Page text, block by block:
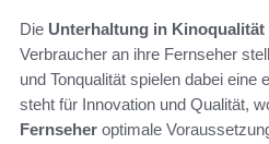
Die Unterhaltung in Kinoqualität
Verbraucher an ihre Fernseher
und Tonqualität spielen dabei eine
steht für Innovation und Qualität,
Fernseher optimale